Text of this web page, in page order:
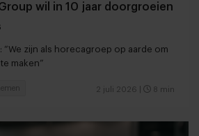
wil in 10 jaar doorgroeien
“We zijn als horecagroep op aarde om
maken”
2 juli 2026 8 min